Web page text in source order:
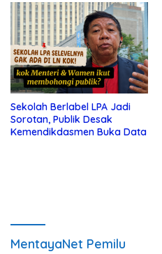
Sekolah Berlabel LPA Jadi
Sorotan, Publik Desak
Kemendikdasmen Buka Data
MentayaNet Pemilu